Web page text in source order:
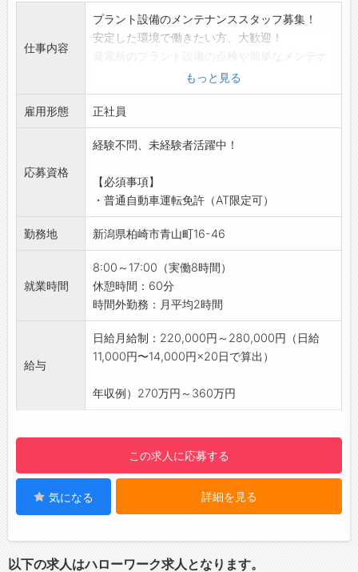
【やりがい】
・日産の顔として、お客様と信頼関係を築く大
るやりがいがあります！
に、達成感とやりがいを感じます！
・お客様が快適なカーライフを送ることができ
顔になるときは嬉しい気持ちになります！
・様々な車の特徴を知る面白さを感じられます
【ステップアップ】
・自分からも話しかけやすく、わからない整備
のことは気軽に先輩へ質問できる環境です◎
・困っているときなどしっかりサポートしてく
れるので、安心して作業できます！
・成長速度に合わせて仕事を任せてくれるの
で、日々成長できます♪
【研修制度】
・サービス研修
・配転者研修
・仕事への意欲向上にも繋がっています◎
【資格取得支援制度あり！】
・資格取得費用は全額会社負担！
円を支給！
【職場の雰囲気】
仕事内容
プラント設備のメンテナンススタッフ募集！
安定した環境で働きたい方、大歓迎！
ンス作業を中心に、未経験から手に職をつけら
れるお仕事です。
屋内作業がメインなので天候に左右されず、安
心して働けます！
【具体的な業務内容】
・点検に伴う一般作業員、監視業務
・その他、簡単な委託業務
◎軽作業がメインです！体への負担も少なめ♪
【勤務地・移動】
集合後、社用車に乗り合わせて現場へ移動しま
す。
・柿崎・柏崎にある当社駐車場に集合も可能で
す。
【おすすめポイント】
・とび、土工、塗装などのガテン系経験者も歓
◆屋内作業が中心で、天候に左右されません♪
・安定した環境で長く働けます！
◆単身者向けアパート借り上げ制度あり◎
・県外からの移住希望者も大歓迎です♪
もっと見る
雇用形態 正社員
応募資格
経験不問、未経験者活躍中！
【必須事項】
・普通自動車運転免許（AT限定可）
勤務地 新潟県柏崎市青山町16-46
就業時間
8:00～17:00（実働8時間）
休憩時間：60分
時間外勤務：月平均2時間
給与
日給月給制：220,000円～280,000円（日給
11,000円〜14,000円×20日で算出）
年収例）270万円～360万円
この求人に応募する
気になる 詳細を見る
以下の求人はハローワーク求人となります。